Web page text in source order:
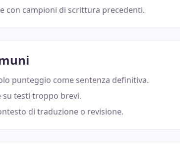
con campioni di scrittura precedenti.
punteggio come sentenza definitiva.
su testi troppo brevi.
di traduzione o revisione.